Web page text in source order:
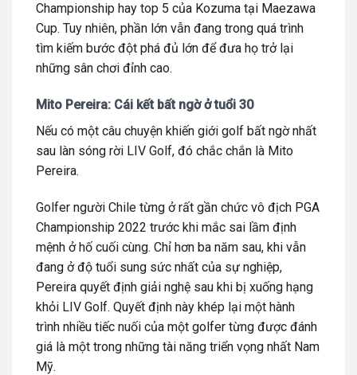
Championship hay top 5 của Kozuma tại Maezawa
Cup. Tuy nhiên, phần lớn vẫn đang trong quá trình
tìm kiếm bước đột phá đủ lớn để đưa họ trở lại
những sân chơi đỉnh cao.
Mito Pereira: Cái kết bất ngờ ở tuổi 30
Nếu có một câu chuyện khiến giới golf bất ngờ nhất
sau làn sóng rời LIV Golf, đó chắc chắn là Mito
Pereira.
Golfer người Chile từng ở rất gần chức vô địch PGA
Championship 2022 trước khi mắc sai lầm định
mệnh ở hố cuối cùng. Chỉ hơn ba năm sau, khi vẫn
đang ở độ tuổi sung sức nhất của sự nghiệp,
Pereira quyết định giải nghệ sau khi bị xuống hạng
khỏi LIV Golf. Quyết định này khép lại một hành
trình nhiều tiếc nuối của một golfer từng được đánh
giá là một trong những tài năng triển vọng nhất Nam
Mỹ.